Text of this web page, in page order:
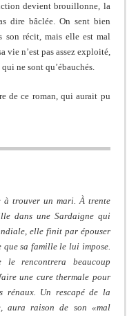
devient brouillonne, la
dire bâclée. On sent bien
son récit, mais elle est mal
vie n’est pas assez exploité,
ne sont qu’ébauchés.
de ce roman, qui aurait pu
à trouver un mari. À trente
dans une Sardaigne qui
elle finit par épouser
que sa famille le lui impose.
le rencontrera beaucoup
une cure thermale pour
rénaux. Un rescapé de la
aura raison de son «mal